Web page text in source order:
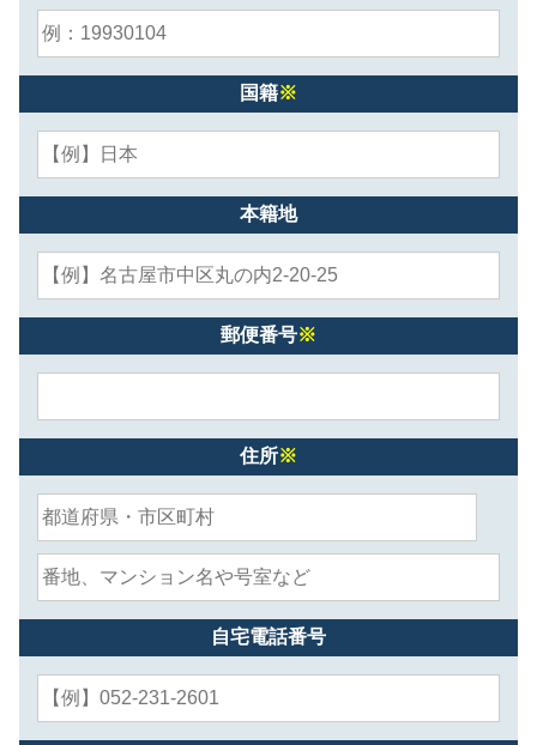
国籍※
本籍地
郵便番号※
住所※
自宅電話番号